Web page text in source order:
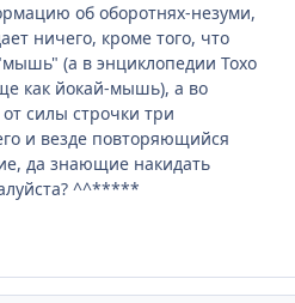
об оборотнях-незуми,
ничего, кроме того, что
(а в энциклопедии Тохо
как йокай-мышь), а во
силы строчки три
и везде повторяющийся
да знающие накидать
^^*****